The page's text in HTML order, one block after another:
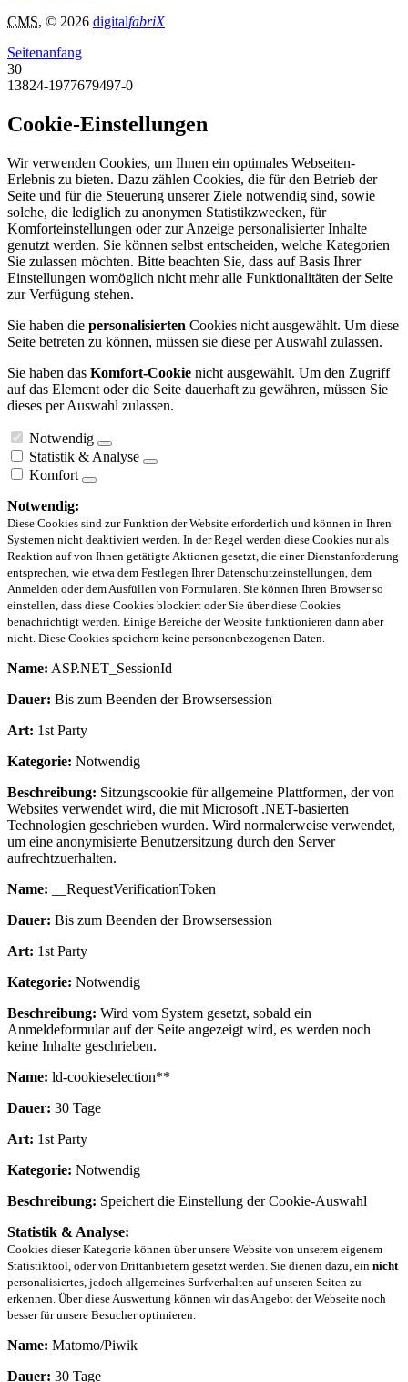
CMS, © 2026 digitalfabriX
Seitenanfang
30
13824-1977679497-0
Cookie-Einstellungen
Wir verwenden Cookies, um Ihnen ein optimales Webseiten-
Erlebnis zu bieten. Dazu zählen Cookies, die für den Betrieb der
Seite und für die Steuerung unserer Ziele notwendig sind, sowie
solche, die lediglich zu anonymen Statistikzwecken, für
Komforteinstellungen oder zur Anzeige personalisierter Inhalte
genutzt werden. Sie können selbst entscheiden, welche Kategorien
Sie zulassen möchten. Bitte beachten Sie, dass auf Basis Ihrer
Einstellungen womöglich nicht mehr alle Funktionalitäten der Seite
zur Verfügung stehen.
Sie haben die personalisierten Cookies nicht ausgewählt. Um diese
Seite betreten zu können, müssen sie diese per Auswahl zulassen.
Sie haben das Komfort-Cookie nicht ausgewählt. Um den Zugriff
auf das Element oder die Seite dauerhaft zu gewähren, müssen Sie
dieses per Auswahl zulassen.
Notwendig
Statistik & Analyse
Komfort
Notwendig:
Diese Cookies sind zur Funktion der Website erforderlich und können in Ihren
Systemen nicht deaktiviert werden. In der Regel werden diese Cookies nur als
Reaktion auf von Ihnen getätigte Aktionen gesetzt, die einer Dienstanforderung
entsprechen, wie etwa dem Festlegen Ihrer Datenschutzeinstellungen, dem
Anmelden oder dem Ausfüllen von Formularen. Sie können Ihren Browser so
einstellen, dass diese Cookies blockiert oder Sie über diese Cookies
benachrichtigt werden. Einige Bereiche der Website funktionieren dann aber
nicht. Diese Cookies speichern keine personenbezogenen Daten.
Name: ASP.NET_SessionId
Dauer: Bis zum Beenden der Browsersession
Art: 1st Party
Kategorie: Notwendig
Beschreibung: Sitzungscookie für allgemeine Plattformen, der von
Websites verwendet wird, die mit Microsoft .NET-basierten
Technologien geschrieben wurden. Wird normalerweise verwendet,
um eine anonymisierte Benutzersitzung durch den Server
aufrechtzuerhalten.
Name: __RequestVerificationToken
Dauer: Bis zum Beenden der Browsersession
Art: 1st Party
Kategorie: Notwendig
Beschreibung: Wird vom System gesetzt, sobald ein
Anmeldeformular auf der Seite angezeigt wird, es werden noch
keine Inhalte geschrieben.
Name: ld-cookieselection**
Dauer: 30 Tage
Art: 1st Party
Kategorie: Notwendig
Beschreibung: Speichert die Einstellung der Cookie-Auswahl
Statistik & Analyse:
Cookies dieser Kategorie können über unsere Website von unserem eigenem
Statistiktool, oder von Drittanbietern gesetzt werden. Sie dienen dazu, ein nicht
personalisiertes, jedoch allgemeines Surfverhalten auf unseren Seiten zu
erkennen. Über diese Auswertung können wir das Angebot der Webseite noch
besser für unsere Besucher optimieren.
Name: Matomo/Piwik
Dauer: 30 Tage